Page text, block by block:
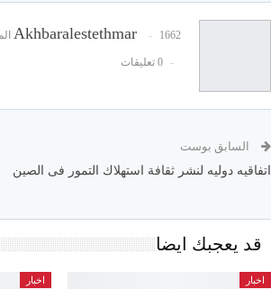
Akhbaralestethmar 1662 المشاركات
0 تعليقات
السابق بوست
اتفاقيه دوليه لنشر ثقافة استهلاك التمور فى الصين
قد يعجبك ايضا
اخبار اخبار